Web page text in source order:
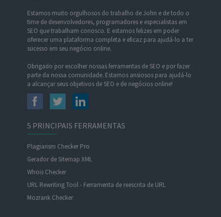
Estamos muito orgulhosos do trabalho de John e de todo o
time de desenvolvedores, programadores e especialistas em
SEO que trabalham conosco. E estamos felizes em poder
oferecer uma plataforma completa e eficaz para ajudá-lo a ter
sucesso em seu negócio online.
Obrigado por escolher nossas ferramentas de SEO e por fazer
parte da nossa comunidade. Estamos ansiosos para ajudá-lo
a alcançar seus objetivos de SEO e de negócios online!
5 PRINCIPAIS FERRAMENTAS
Plagiarism Checker Pro
Gerador de Sitemap XML
Whois Checker
URL Rewriting Tool - Ferramenta de reescrita de URL
Mozrank Checker